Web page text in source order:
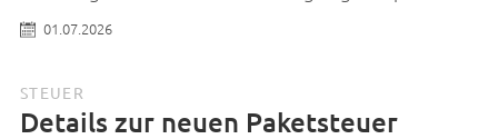
01.07.2026
STEUER
Details zur neuen Paketsteuer